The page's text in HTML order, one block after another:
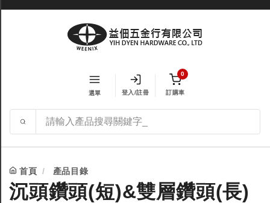
選單 登入/註冊
0
訂購車
首頁 產品目錄
沉頭鑽頭(短)&雙層鑽頭(長)